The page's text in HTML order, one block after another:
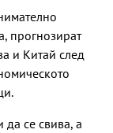
прогнозират
и Китай след
се свива, а